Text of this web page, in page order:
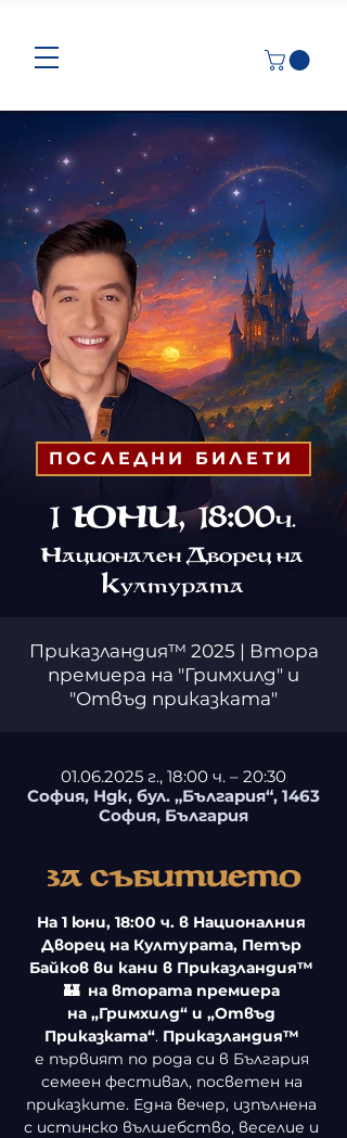
Приказландия™ 2025 | Втора
премиера на "Гримхилд" и
"Отвъд приказката"
01.06.2025 г., 18:00 ч. – 20:30
София, Ндк, бул. „България“, 1463
София, България
За събитието
На 1 юни, 18:00 ч. в Националния
Дворец на Културата, Петър
Байков ви кани в Приказландия™
🏰  на втората премиера
на „Гримхилд“ и „Отвъд
Приказката“. Приказландия™
е първият по рода си в България
семеен фестивал, посветен на
приказките. Една вечер, изпълнена
с истинско вълшебство, веселие и
ПОСЛЕДНИ БИЛЕТИ
1 юни, 18:00ч.
НационаленДворец на
културата